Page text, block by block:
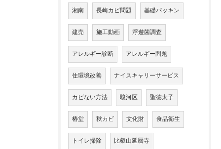
湘南 長崎カビ問題 基礎パッキン
建売 施工動画 浮遊菌調査
アレルギー診断 アレルギー問題
住環境改善 ナイスキャリーサービス
カビない方法 駿河区 聖徳太子
椿堂 秋カビ 文化財 食品衛生
トイレ掃除 比叡山延暦寺